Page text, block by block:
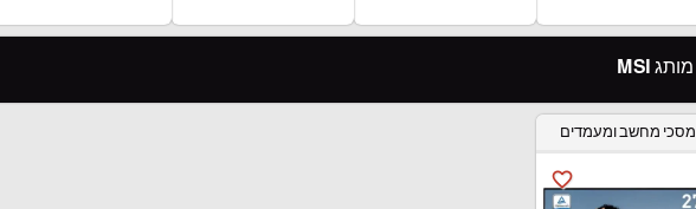
מותג MSI
מסכי מחשב ומעמדים
favorite_border